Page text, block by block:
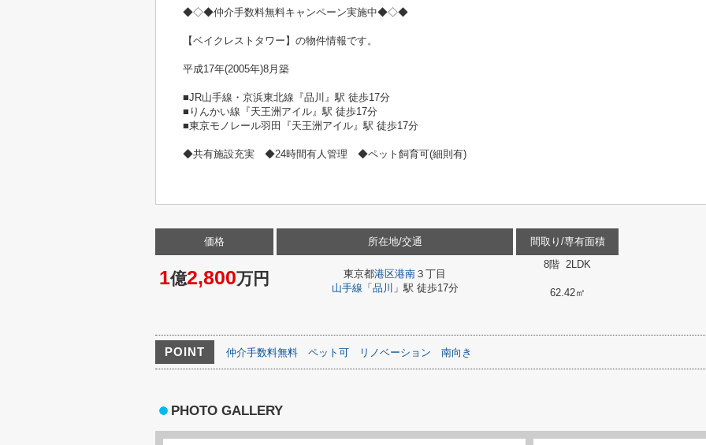
◆◇◆仲介手数料無料キャンペーン実施中◆◇◆
【ベイクレストタワー】の物件情報です。
平成17年(2005年)8月築
■JR山手線・京浜東北線『品川』駅 徒歩17分
■りんかい線『天王洲アイル』駅 徒歩17分
■東京モノレール羽田『天王洲アイル』駅 徒歩17分
◆共有施設充実 ◆24時間有人管理 ◆ペット飼育可(細則有)
価格
1億2,800万円
所在地/交通
東京都港区港南 ３丁目
山手線 「 品川 」駅 徒歩17分
間取り/専有面積
8階 2LDK
62.42㎡
POINT 仲介手数料無料 ペット可 リノベーション 南向き
PHOTO GALLERY